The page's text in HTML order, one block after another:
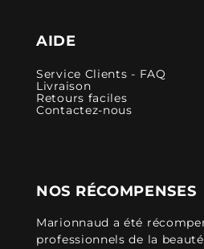
AIDE
Service Clients - FAQ
Livraison
Retours faciles
Contactez-nous
NOS RÉCOMPENSES
Marionnaud a été
professionnels de la